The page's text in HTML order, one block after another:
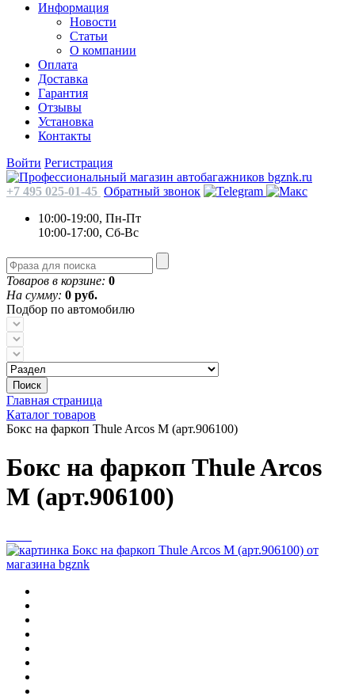
Информация
Новости
Статьи
О компании
Оплата
Доставка
Гарантия
Отзывы
Установка
Контакты
Войти Регистрация
+7 495 025-01-45 Обратный звонок
10:00-19:00, Пн-Пт
10:00-17:00, Сб-Вс
Товаров в корзине: 0
На сумму: 0 руб.
Подбор по автомобилю
Поиск
Главная страница
Каталог товаров
Бокс на фаркоп Thule Arcos M (арт.906100)
Бокс на фаркоп Thule Arcos
M (арт.906100)